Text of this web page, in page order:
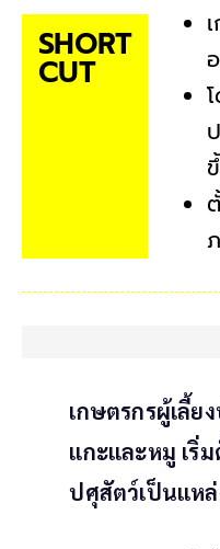
SHORT
CUT
เกษตรกรผู้เลี้ย
แกะและหมู เริ่
ปศุสัตว์เป็นแห